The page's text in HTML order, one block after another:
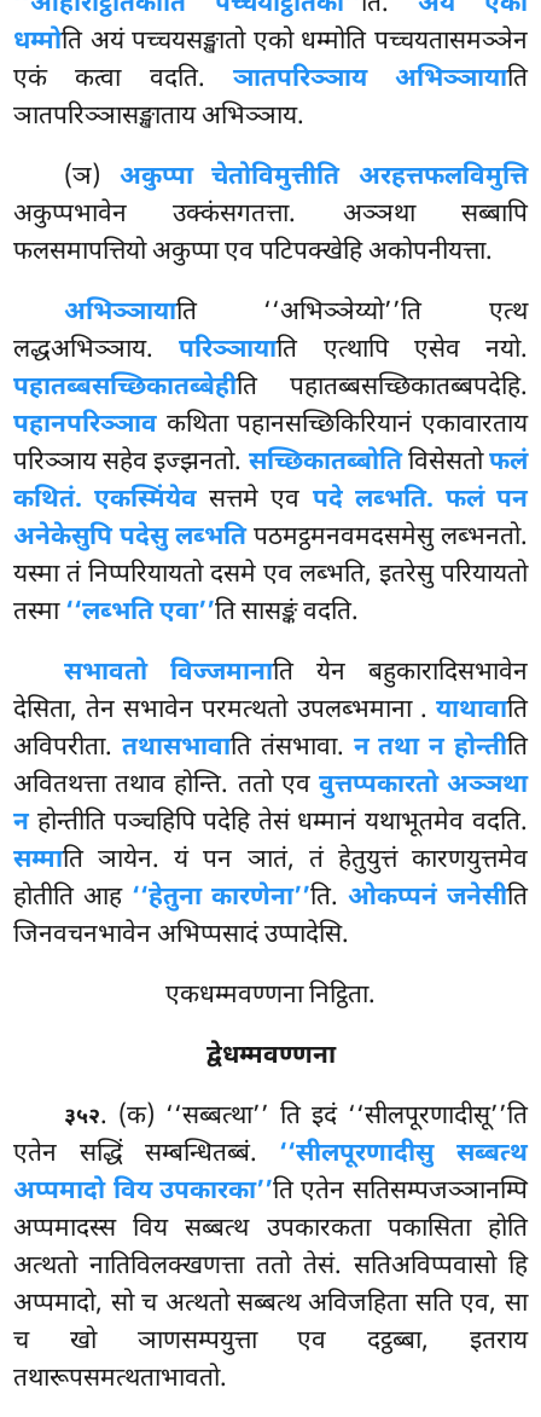
धम्मोति अयं पच्चयसङ्खातो एको धम्मोति पच्चयतासमञ्ञेन
एकं कत्वा वदति. ञातपरिञ्ञाय अभिञ्ञायाति
ञातपरिञ्ञासङ्खाताय अभिञ्ञाय.
(ञ) अकुप्पा चेतोविमुत्तीति अरहत्तफलविमुत्ति
अकुप्पभावेन उक्कंसगतत्ता. अञ्ञथा सब्बापि
फलसमापत्तियो अकुप्पा एव पटिपक्खेहि अकोपनीयत्ता.
अभिञ्ञायाति ‘‘अभिञ्ञेय्यो’’ति एत्थ
लद्धअभिञ्ञाय.परिञ्ञायाति एत्थापि एसेव नयो.
पहातब्बसच्छिकातब्बेहीति पहातब्बसच्छिकातब्बपदेहि.
पहानपरिञ्ञाव कथिता पहानसच्छिकिरियानं एकावारताय
परिञ्ञाय सहेव इज्झनतो. सच्छिकातब्बोतिविसेसतोफलं
कथितं. एकस्मिंयेव सत्तमे एव पदे लब्भति. फलं पन
अनेकेसुपि पदेसु लब्भतिपठमट्ठमनवमदसमेसु लब्भनतो.
यस्मातं निप्परियायतो दसमे एव लब्भति, इतरेसु परियायतो
तस्मा‘‘लब्भति एवा’’ति सासङ्कं वदति.
सभावतो विज्जमानाति येन बहुकारादिसभावेन
देसिता, तेन सभावेन परमत्थतो उपलब्भमाना . याथावाति
अविपरीता. तथासभावाति तंसभावा. न तथा न होन्तीति
अवितथत्ता तथाव होन्ति. ततो एव वुत्तप्पकारतो अञ्ञथा
नहोन्तीति पञ्चहिपि पदेहि तेसं धम्मानं यथाभूतमेव वदति.
सम्माति ञायेन. यं पन ञातं, तं हेतुयुत्तं कारणयुत्तमेव
होतीति आह ‘‘हेतुना कारणेना’’ति. ओकप्पनं जनेसीति
जिनवचनभावेन अभिप्पसादं उप्पादेसि.
एकधम्मवण्णना निट्ठिता.
द्वेधम्मवण्णना
३५२. (क) ‘‘सब्बत्था’’ ति इदं ‘‘सीलपूरणादीसू’’ति
एतेन सद्धिं सम्बन्धितब्बं. ‘‘सीलपूरणादीसु सब्बत्थ
अप्पमादो विय उपकारका’’ति एतेन सतिसम्पजञ्ञानम्पि
अप्पमादस्स विय सब्बत्थ उपकारकता पकासिता होति
अत्थतो नातिविलक्खणत्ता ततो तेसं. सतिअविप्पवासो हि
अप्पमादो, सो च अत्थतो सब्बत्थ अविजहिता सति एव, सा
च खो ञाणसम्पयुत्ता एव दट्ठब्बा, इतराय
तथारूपसमत्थताभावतो.